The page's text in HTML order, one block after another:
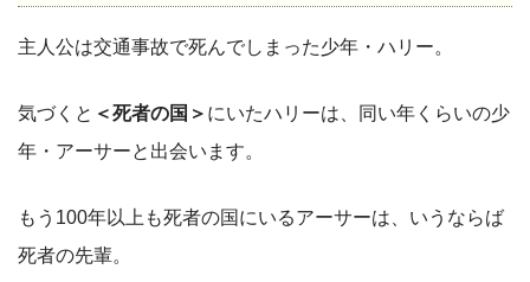
主人公は交通事故で死んでしまった少年・ハリー。
気づくと ＜死者の国＞ にいたハリーは、同い年くらいの少
年・アーサーと出会います。
もう100年以上も死者の国にいるアーサーは、いうならば
死者の先輩。